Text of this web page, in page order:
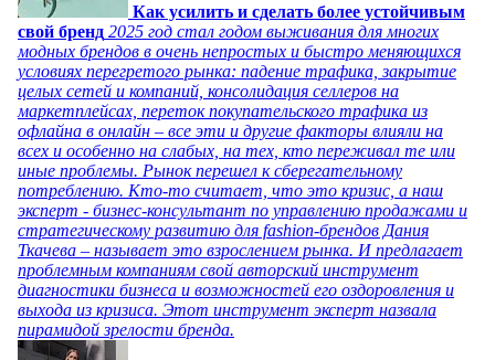
Как усилить и сделать более устойчивым
свой бренд 2025 год стал годом выживания для многих
модных брендов в очень непростых и быстро меняющихся
условиях перегретого рынка: падение трафика, закрытие
целых сетей и компаний, консолидация селлеров на
маркетплейсах, переток покупательского трафика из
офлайна в онлайн – все эти и другие факторы влияли на
всех и особенно на слабых, на тех, кто переживал те или
иные проблемы. Рынок перешел к сберегательному
потреблению. Кто-то считает, что это кризис, а наш
эксперт - бизнес-консультант по управлению продажами и
стратегическому развитию для fashion-брендов Дания
Ткачева – называет это взрослением рынка. И предлагает
проблемным компаниям свой авторский инструмент
диагностики бизнеса и возможностей его оздоровления и
выхода из кризиса. Этот инструмент эксперт назвала
пирамидой зрелости бренда.